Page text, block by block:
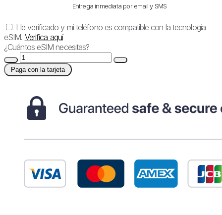
Entrega inmediata por email y SMS
He verificado y mi teléfono es compatible con la tecnología
eSIM. Verifica aquí
¿Cuántos eSIM necesitas?
Paga con la tarjeta